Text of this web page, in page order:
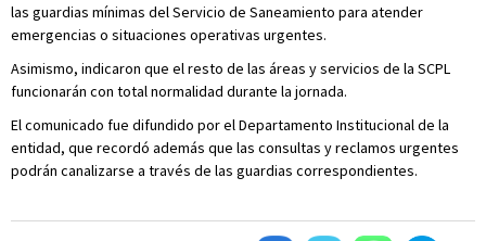
las guardias mínimas del Servicio de Saneamiento para atender
emergencias o situaciones operativas urgentes.
Asimismo, indicaron que el resto de las áreas y servicios de la SCPL
funcionarán con total normalidad durante la jornada.
El comunicado fue difundido por el Departamento Institucional de la
entidad, que recordó además que las consultas y reclamos urgentes
podrán canalizarse a través de las guardias correspondientes.